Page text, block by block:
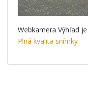
Webkamera Výhľad
Plná kvalita snímky